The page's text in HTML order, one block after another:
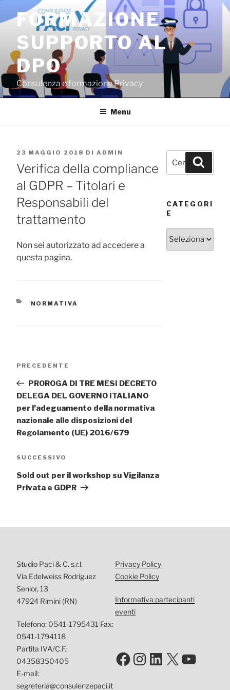
contenuto
FORMAZIONE –
SUPPORTO AL
DPO
Consulenza e formazione Privacy
Menu
PUBBLICATO
IL
23 MAGGIO 2018 DI ADMIN
Verifica della compliance
al GDPR – Titolari e
Responsabili del
trattamento
Non sei autorizzato ad accedere a
questa pagina.
CATEGORIE
NORMATIVA
Articolo
PRECEDENTE
PROROGA DI TRE MESI DECRETO
DELEGA DEL GOVERNO ITALIANO
per l’adeguamento della normativa
nazionale alle disposizioni del
Regolamento (UE) 2016/679
Articolo
SUCCESSIVO
Sold out per il workshop su Vigilanza
Privata e GDPR
Cerca:
CATEGORI
E
Studio Paci & C. s.r.l.
Via Edelweiss Rodriguez
Senior, 13
47924 Rimini (RN)
Telefono: 0541-1795431 Fax:
0541-1794118
Partita IVA/C.F.:
04358350405
E-mail:
segreteria@consulenzepaci.it
Privacy Policy
Cookie Policy
Informativa partecipanti
eventi
Facebook
Instagram
LinkedIn
X